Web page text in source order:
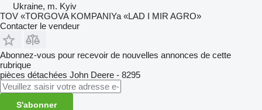
Ukraine, m. Kyiv
TOV «TORGOVA KOMPANIYa «LAD I MIR AGRO»
Contacter le vendeur
Abonnez-vous pour recevoir de nouvelles annonces de cette
rubrique
pièces détachées John Deere - 8295
S'abonner